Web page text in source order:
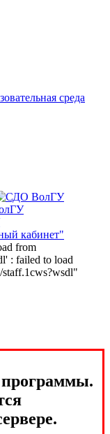
среда
кабинет"
from
: failed to load